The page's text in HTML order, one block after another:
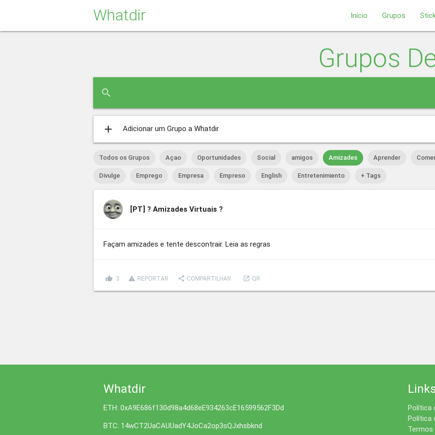
Whatdir Início Grupos
Grupos
search
add Adicionar um Grupo a Whatdir
Todos os Grupos Açao Oportunidades Social amigos Amizades Aprender
Divulge Emprego Empresa Empreso English Entretenimiento + Tags
[PT] ? Amizades Virtuais ?
Façam amizades e tente descontrair. Leia as regras
thumb_up 3 report_problem REPORTAR share COMPARTILHAR launch QR
Whatdir
ETH: 0xA9E686f130d98a4d68eE934263cE16599562F3Dd
BTC: 14wCT2UaCAUUadY4JoCa2op3sQJxhsbknd
Política
Política
Termos